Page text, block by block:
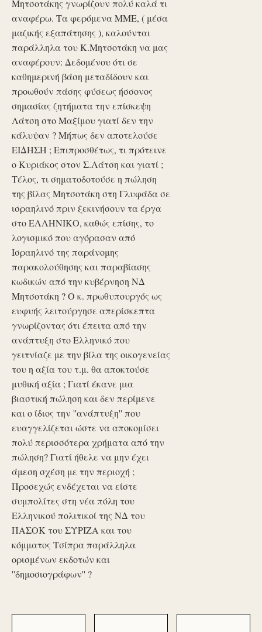
Μητσοτάκης γνωρίζουν πολύ καλά τι
αναφέρω. Τα φερόμενα ΜΜΕ, ( μέσα
μαζικής εξαπάτησης ), καλούνται
παράλληλα του Κ.Μητσοτάκη να μας
αναφέρουν: Δεδομένου ότι σε
καθημερινή βάση μεταδίδουν και
προωθούν πάσης φύσεως ήσσονος
σημασίας ζητήματα την επίσκεψη
Λάτση στο Μαξίμου γιατί δεν την
κάλυψαν ? Μήπως δεν αποτελούσε
ΕΙΔΗΣΗ ; Επιπροσθέτως, τι πρότεινε
ο Κυριάκος στον Σ.Λάτση και γιατί ;
Τέλος, τι σηματοδοτούσε η πώληση
της βίλας Μητσοτάκη στη Γλυφάδα σε
ισραηλινό πριν ξεκινήσουν τα έργα
στο ΕΛΛΗΝΙΚΟ, καθώς επίσης, το
λογισμικό που αγόρασαν από
Ισραηλινό της παράνομης
παρακολούθησης και παραβίασης
κωδικών από την κυβέρνηση ΝΔ
Μητσοτάκη ? Ο κ. πρωθυπουργός ως
ευφυής λειτούργησε απερίσκεπτα
γνωρίζοντας ότι έπειτα από την
ανάπτυξη στο Ελληνικό που
γειτνίαζε με την βίλα της οικογενείας
του η αξία του τ.μ. θα αποκτούσε
μυθική αξία ; Γιατί έκανε μια
βιαστική πώληση και δεν περίμενε
και ο ίδιος την ''ανάπτυξη'' που
ευαγγελίζεται ώστε να αποκομίσει
πολύ περισσότερα χρήματα από την
πώληση? Γιατί ήθελε να μην έχει
άμεση σχέση με την περιοχή ;
Προσεχώς ενδέχεται να είστε
συμπολίτες στη νέα πόλη του
Ελληνικού πολιτικοί της ΝΔ του
ΠΑΣΟΚ του ΣΥΡΙΖΑ και του
κόμματος Τσίπρα παράλληλα
ορισμένων εκδοτών και
''δημοσιογράφων'' ?